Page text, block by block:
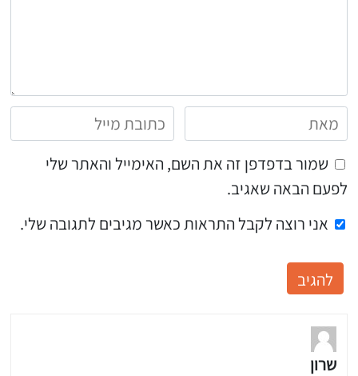
שמור בדפדפן זה את השם, האימייל והאתר שלי
לפעם הבאה שאגיב.
אני רוצה לקבל התראות כאשר מגיבים לתגובה שלי.
שרון